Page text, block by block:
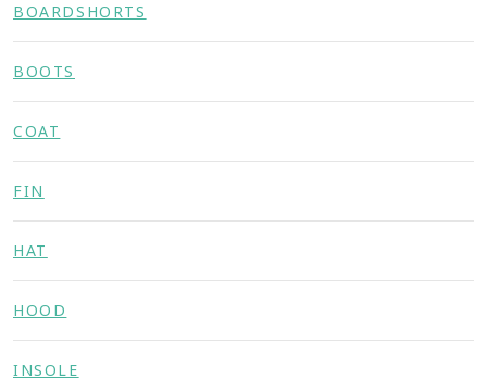
BOARDSHORTS
BOOTS
COAT
FIN
HAT
HOOD
INSOLE